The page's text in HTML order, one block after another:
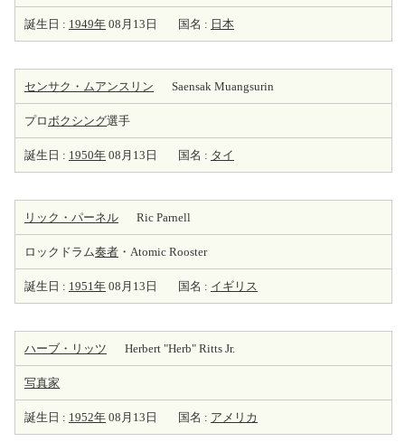
誕生日 : 1949年 08月13日 国名 : 日本
センサク・ムアンスリン Saensak Muangsurin
プロボクシング選手
誕生日 : 1950年 08月13日 国名 : タイ
リック・パーネル Ric Parnell
ロックドラム奏者 ・Atomic Rooster
誕生日 : 1951年 08月13日 国名 : イギリス
ハーブ・リッツ Herbert "Herb" Ritts Jr.
写真家
誕生日 : 1952年 08月13日 国名 : アメリカ